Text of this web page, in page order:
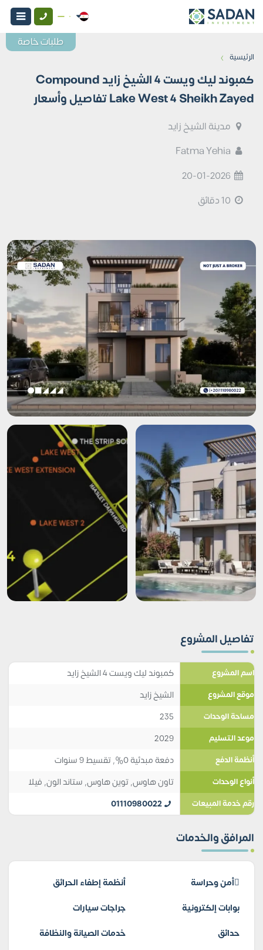
الرئيسية ›
كمبوند ليك ويست 4 الشيخ زايد Compound
Lake West 4 Sheikh Zayed تفاصيل وأسعار
مدينة الشيخ زايد
20-01-2026
تفاصيل المشروع
اسم المشروع كمبوند ليك ويست 4 الشيخ زايد
موقع المشروع الشيخ زايد
مساحة الوحدات 235
موعد التسليم 2029
أنظمة الدفع دفعة مبدئية 0%, تقسيط 9 سنوات
أنواع الوحدات تاون هاوس,توين هاوس, ستاند الون, فيلا
رقم خدمة المبيعات 01110980022
المرافق والخدمات
أمن وحراسة
أنظمة إطفاء الحرائق
بوابات إلكترونية
جراجات سيارات
حدائق
خدمات الصيانة والنظافة
طلبات خاصة